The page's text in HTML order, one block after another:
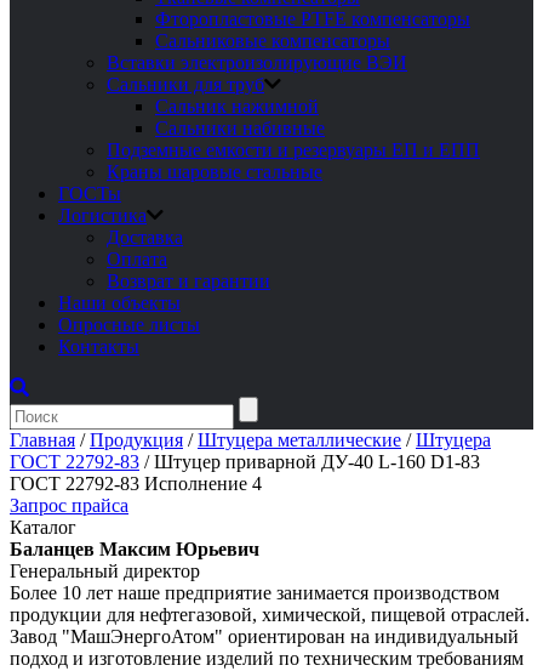
Фторопластовые PTFE компенсаторы
Сальниковые компенсаторы
Вставки электроизолирующие ВЭИ
Сальники для труб
Сальник нажимной
Сальники набивные
Подземные емкости и резервуары ЕП и ЕПП
Краны шаровые стальные
ГОСТы
Логистика
Доставка
Оплата
Возврат и гарантии
Наши объекты
Опросные листы
Контакты
Главная /Продукция /Штуцера металлические /Штуцера
ГОСТ 22792-83 /Штуцер приварной ДУ-40 L-160 D1-83
ГОСТ 22792-83 Исполнение 4
Запрос прайса
Каталог
Баланцев Максим Юрьевич
Генеральный директор
Более 10 лет наше предприятие занимается производством
продукции для нефтегазовой, химической, пищевой отраслей.
Завод "МашЭнергоАтом" ориентирован на индивидуальный
подход и изготовление изделий по техническим требованиям